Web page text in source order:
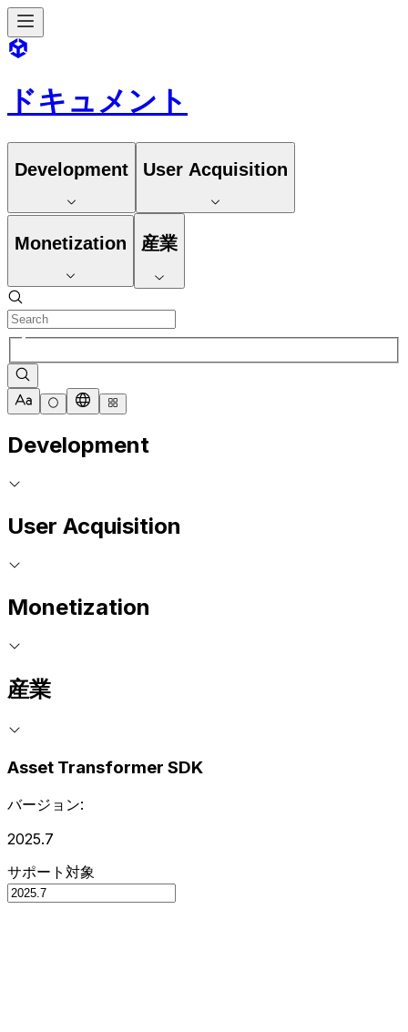
ドキュメント
Development User Acquisition
Monetization 産業
Development
User Acquisition
Monetization
産業
Asset Transformer SDK
バージョン:
2025.7
サポート対象